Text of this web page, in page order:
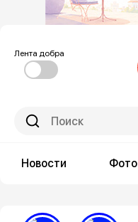
Лента добра
Новости Фото